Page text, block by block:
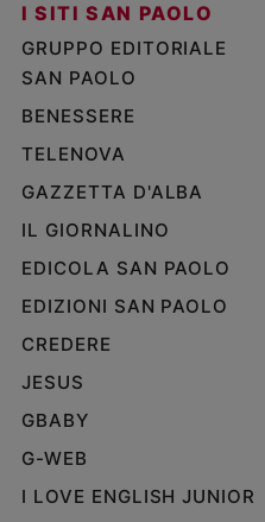
I SITI SAN PAOLO
GRUPPO EDITORIALE
SAN PAOLO
BENESSERE
TELENOVA
GAZZETTA D'ALBA
IL GIORNALINO
EDICOLA SAN PAOLO
EDIZIONI SAN PAOLO
CREDERE
JESUS
GBABY
G-WEB
I LOVE ENGLISH JUNIOR